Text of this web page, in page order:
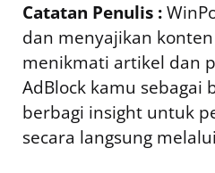
Catatan Penulis :
dan menyajikan
menikmati artikel dan
AdBlock kamu
berbagi insight untuk
secara langsung